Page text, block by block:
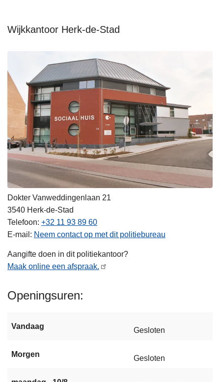
Wijkkantoor Herk-de-Stad
Dokter Vanweddingenlaan 21
3540 Herk-de-Stad
Telefoon +32 11 93 89 60
E-mail
Neem contact op met dit politiebureau
Aangifte doen in dit politiekantoor?
Maak online een afspraak.
Openingsuren
Vandaag Gesloten
Morgen Gesloten